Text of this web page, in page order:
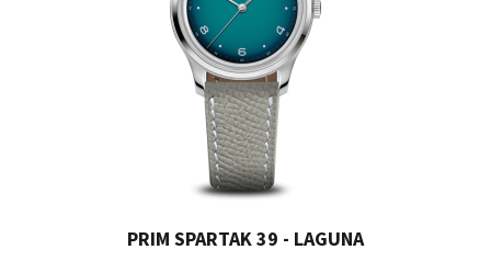
PRIM SPARTAK 39 - LAGUNA